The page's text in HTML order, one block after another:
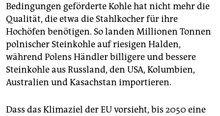
Bedingungen geförderte Kohle hat nicht mehr die
Qualität, die etwa die Stahlkocher für ihre
Hochöfen benötigen. So landen Millionen Tonnen
polnischer Steinkohle auf riesigen Halden,
während Polens Händler billigere und bessere
Steinkohle aus Russland, den USA, Kolumbien,
Australien und Kasachstan importieren.
Dass das Klimaziel der EU vorsieht, bis 2050 eine